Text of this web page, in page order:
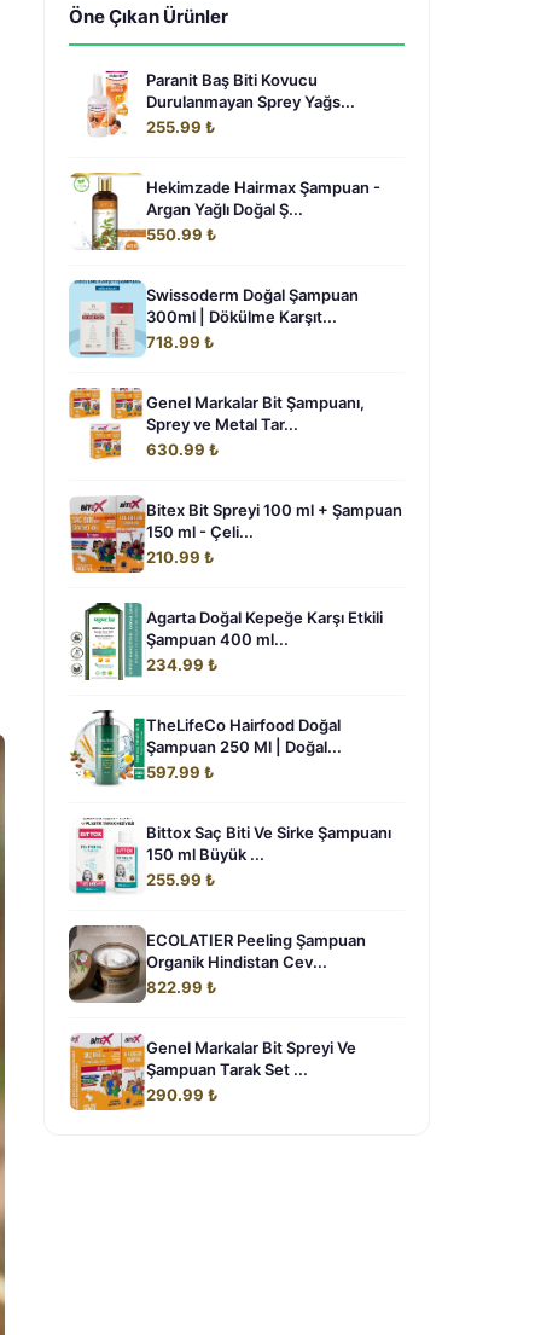
Öne Çıkan Ürünler
Paranit Baş Biti Kovucu
Durulanmayan Sprey Yağs...
255.99 ₺
Hekimzade Hairmax Şampuan -
Argan Yağlı Doğal Ş...
550.99 ₺
Swissoderm Doğal Şampuan
300ml | Dökülme Karşıt...
718.99 ₺
Genel Markalar Bit Şampuanı,
Sprey ve Metal Tar...
630.99 ₺
Bitex Bit Spreyi 100 ml + Şampuan
150 ml - Çeli...
210.99 ₺
Agarta Doğal Kepeğe Karşı Etkili
Şampuan 400 ml...
234.99 ₺
TheLifeCo Hairfood Doğal
Şampuan 250 Ml | Doğal...
597.99 ₺
Bittox Saç Biti Ve Sirke Şampuanı
150 ml Büyük ...
255.99 ₺
ECOLATIER Peeling Şampuan
Organik Hindistan Cev...
822.99 ₺
Genel Markalar Bit Spreyi Ve
Şampuan Tarak Set ...
290.99 ₺